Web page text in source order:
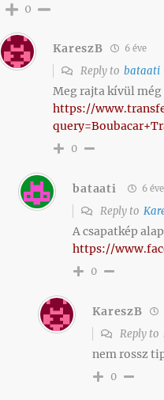
0
KareszB 6 éve
Reply tobataati
Meg rajta kívül még
https://
0
bataati 6 éve
Reply to
A csapatkép
https://
0
KareszB
Reply to
nem rossz
0